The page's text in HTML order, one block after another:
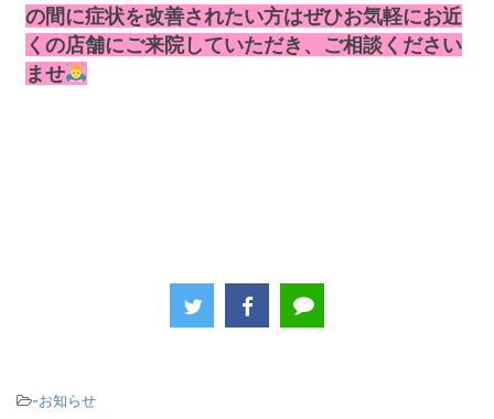
の間に症状を改善されたい方はぜひお気軽にお近
くの店舗にご来院していただき、ご相談ください
ませ
-お知らせ